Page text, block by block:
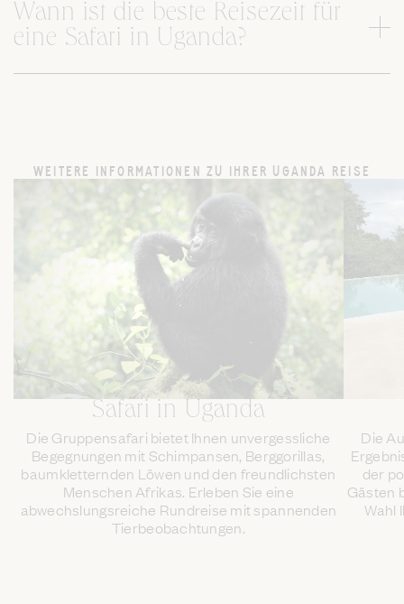
Wann ist die beste Reisezeit für
eine Safari in Uganda?
WEITERE INFORMATIONEN ZU IHRER UGANDA REISE
Safari in Uganda
Die Gruppensafari bietet Ihnen unvergessliche
Begegnungen mit Schimpansen, Berggorillas,
baumkletternden Löwen und den freundlichsten
Menschen Afrikas. Erleben Sie eine
abwechslungsreiche Rundreise mit spannenden
Tierbeobachtungen.
Die
der
Gästen
Wahl